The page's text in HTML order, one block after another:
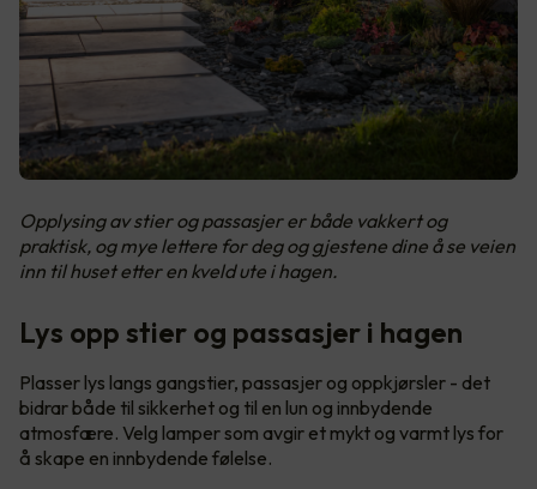
Opplysing av stier og passasjer er både vakkert og
praktisk, og mye lettere for deg og gjestene dine å se veien
inn til huset etter en kveld ute i hagen.
Lys opp stier og passasjer i hagen
Plasser lys langs gangstier, passasjer og oppkjørsler - det
bidrar både til sikkerhet og til en lun og innbydende
atmosfære. Velg lamper som avgir et mykt og varmt lys for
å skape en innbydende følelse.